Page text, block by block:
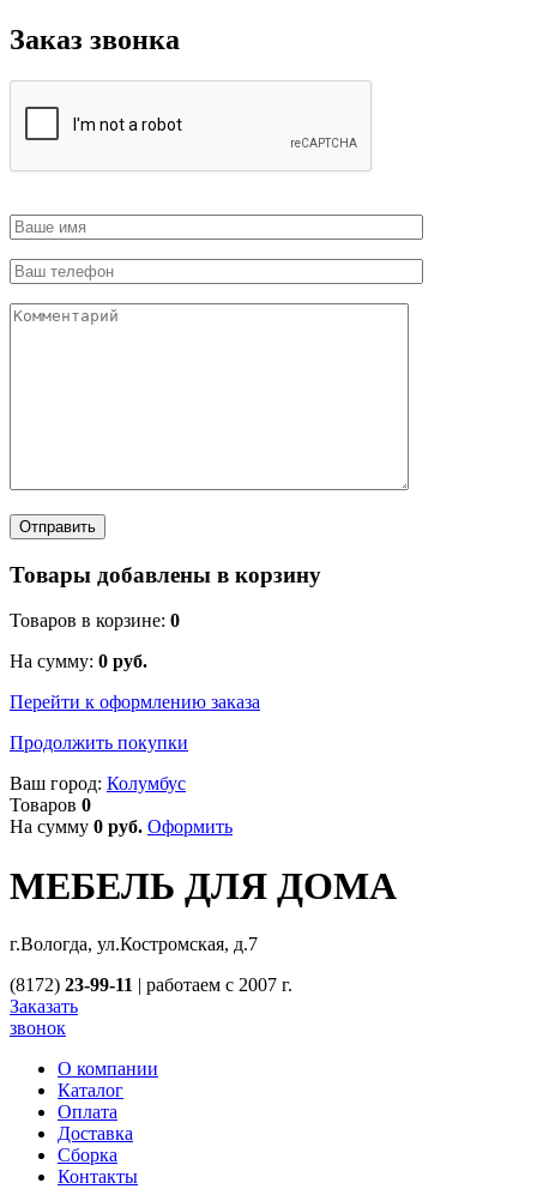
Заказ звонка
Товары добавлены в корзину
Товаров в корзине: 0
На сумму: 0 руб.
Перейти к оформлению заказа
Продолжить покупки
Ваш город: Колумбус
Товаров 0
На сумму 0 руб. Оформить
МЕБЕЛЬ ДЛЯ ДОМА
г.Вологда, ул.Костромская, д.7
(8172) 23-99-11 | работаем с 2007 г.
Заказать
звонок
О компании
Каталог
Оплата
Доставка
Сборка
Контакты